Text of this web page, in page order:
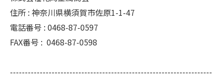
住所 : 神奈川県横須賀市佐原1-1-47
電話番号 : 0468-87-0597
FAX番号 : 0468-87-0598
--------------------------------------------------------------------